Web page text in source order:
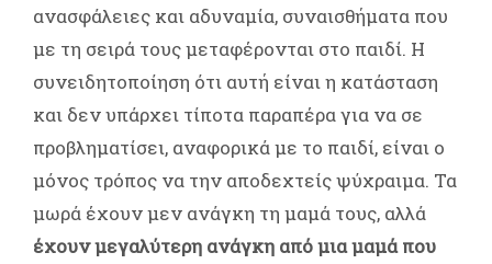
ανασφάλειες και αδυναμία, συναισθήματα που
με τη σειρά τους μεταφέρονται στο παιδί. Η
συνειδητοποίηση ότι αυτή είναι η κατάσταση
και δεν υπάρχει τίποτα παραπέρα για να σε
προβληματίσει, αναφορικά με το παιδί, είναι ο
μόνος τρόπος να την αποδεχτείς ψύχραιμα. Τα
μωρά έχουν μεν ανάγκη τη μαμά τους, αλλά
έχουν μεγαλύτερη ανάγκη από μια μαμά που